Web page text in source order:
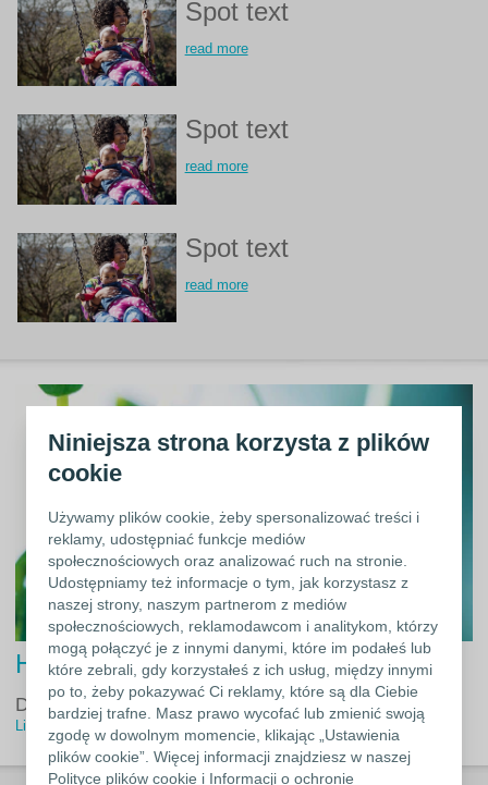
Niniejsza strona korzysta z plików
cookie
Używamy plików cookie, żeby spersonalizować treści i
reklamy, udostępniać funkcje mediów
społecznościowych oraz analizować ruch na stronie.
Udostępniamy też informacje o tym, jak korzystasz z
naszej strony, naszym partnerom z mediów
społecznościowych, reklamodawcom i analitykom, którzy
mogą połączyć je z innymi danymi, które im podałeś lub
które zebrali, gdy korzystałeś z ich usług, między innymi
po to, żeby pokazywać Ci reklamy, które są dla Ciebie
bardziej trafne. Masz prawo wycofać lub zmienić swoją
zgodę w dowolnym momencie, klikając „Ustawienia
plików cookie”. Więcej informacji znajdziesz w naszej
Polityce plików cookie i Informacji o ochronie
Spot text
read more
Spot text
read more
Spot text
read more
Headline
Description
Link text